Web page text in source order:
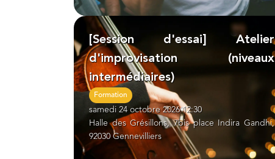
[Session d'essai] Atelier
d'improvisation (niveaux
intermédiaires)
Formation
samedi 24 octobre 2026 12:30
Halle des Grésillons, 7bis place Indira Gandhi,
92030 Gennevilliers